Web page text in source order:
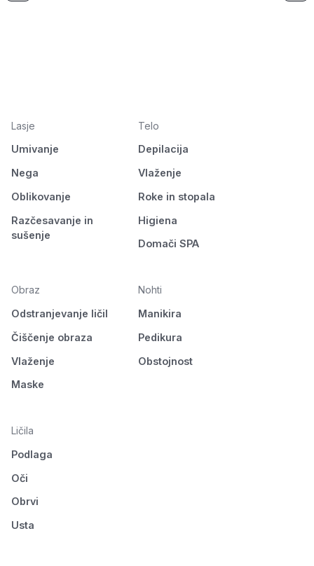
Lasje
Umivanje
Nega
Oblikovanje
Razčesavanje in
sušenje
Telo
Depilacija
Vlaženje
Roke in stopala
Higiena
Domači SPA
Obraz
Odstranjevanje ličil
Čiščenje obraza
Vlaženje
Maske
Nohti
Manikira
Pedikura
Obstojnost
Ličila
Podlaga
Oči
Obrvi
Usta